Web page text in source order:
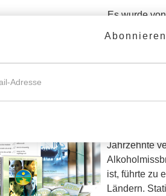
Es wurde
einer
Sie sich über
Es steht
Jahrzehnte
ist, führte zu
Ländern.
Abonnieren